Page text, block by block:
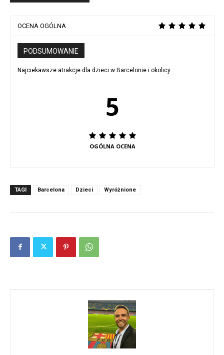
OCENA OGÓLNA
PODSUMOWANIE
Najciekawsze atrakcje dla dzieci w Barcelonie i okolicy.
5
OGÓLNA OCENA
TAGI Barcelona Dzieci Wyróżnione